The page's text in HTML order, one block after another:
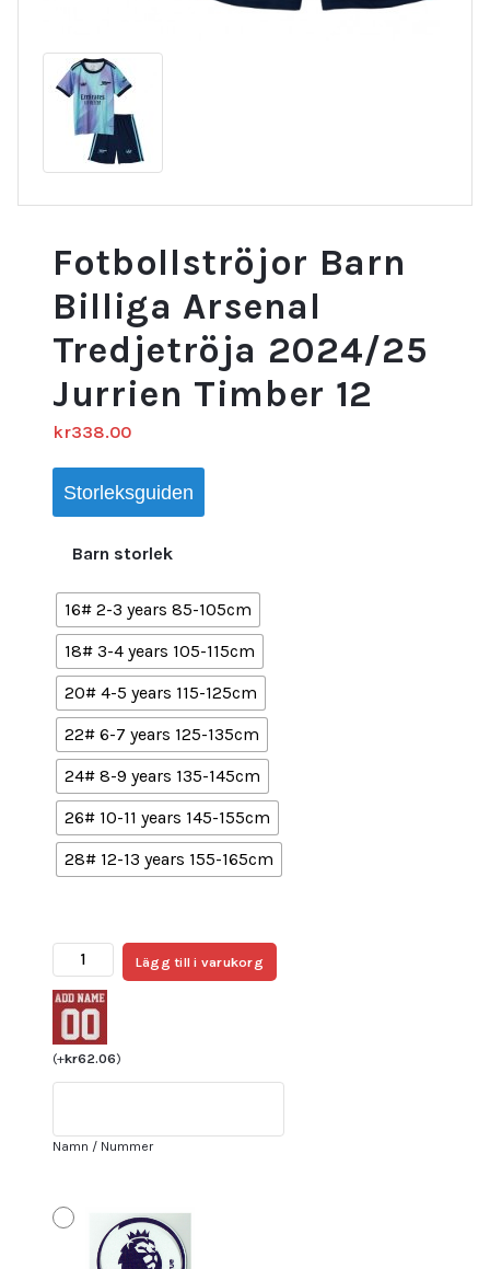
Fotbollströjor Barn
Billiga Arsenal
Tredjetröja 2024/25
Jurrien Timber 12
kr338.00
Storleksguiden
Barn storlek
16# 2-3 years 85-105cm
18# 3-4 years 105-115cm
20# 4-5 years 115-125cm
22# 6-7 years 125-135cm
24# 8-9 years 135-145cm
26# 10-11 years 145-155cm
28# 12-13 years 155-165cm
Fotbollströjor
Barn
Billiga
Arsenal
Tredjetröja
2024/25
Timber
Lägg till i varukorg
(+kr62.06)
Namn / Nummer